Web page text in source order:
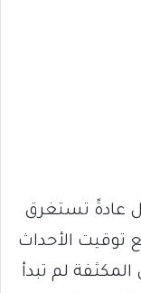
عادةً تستغرق
توقيت الأحداث
لم تبدأ